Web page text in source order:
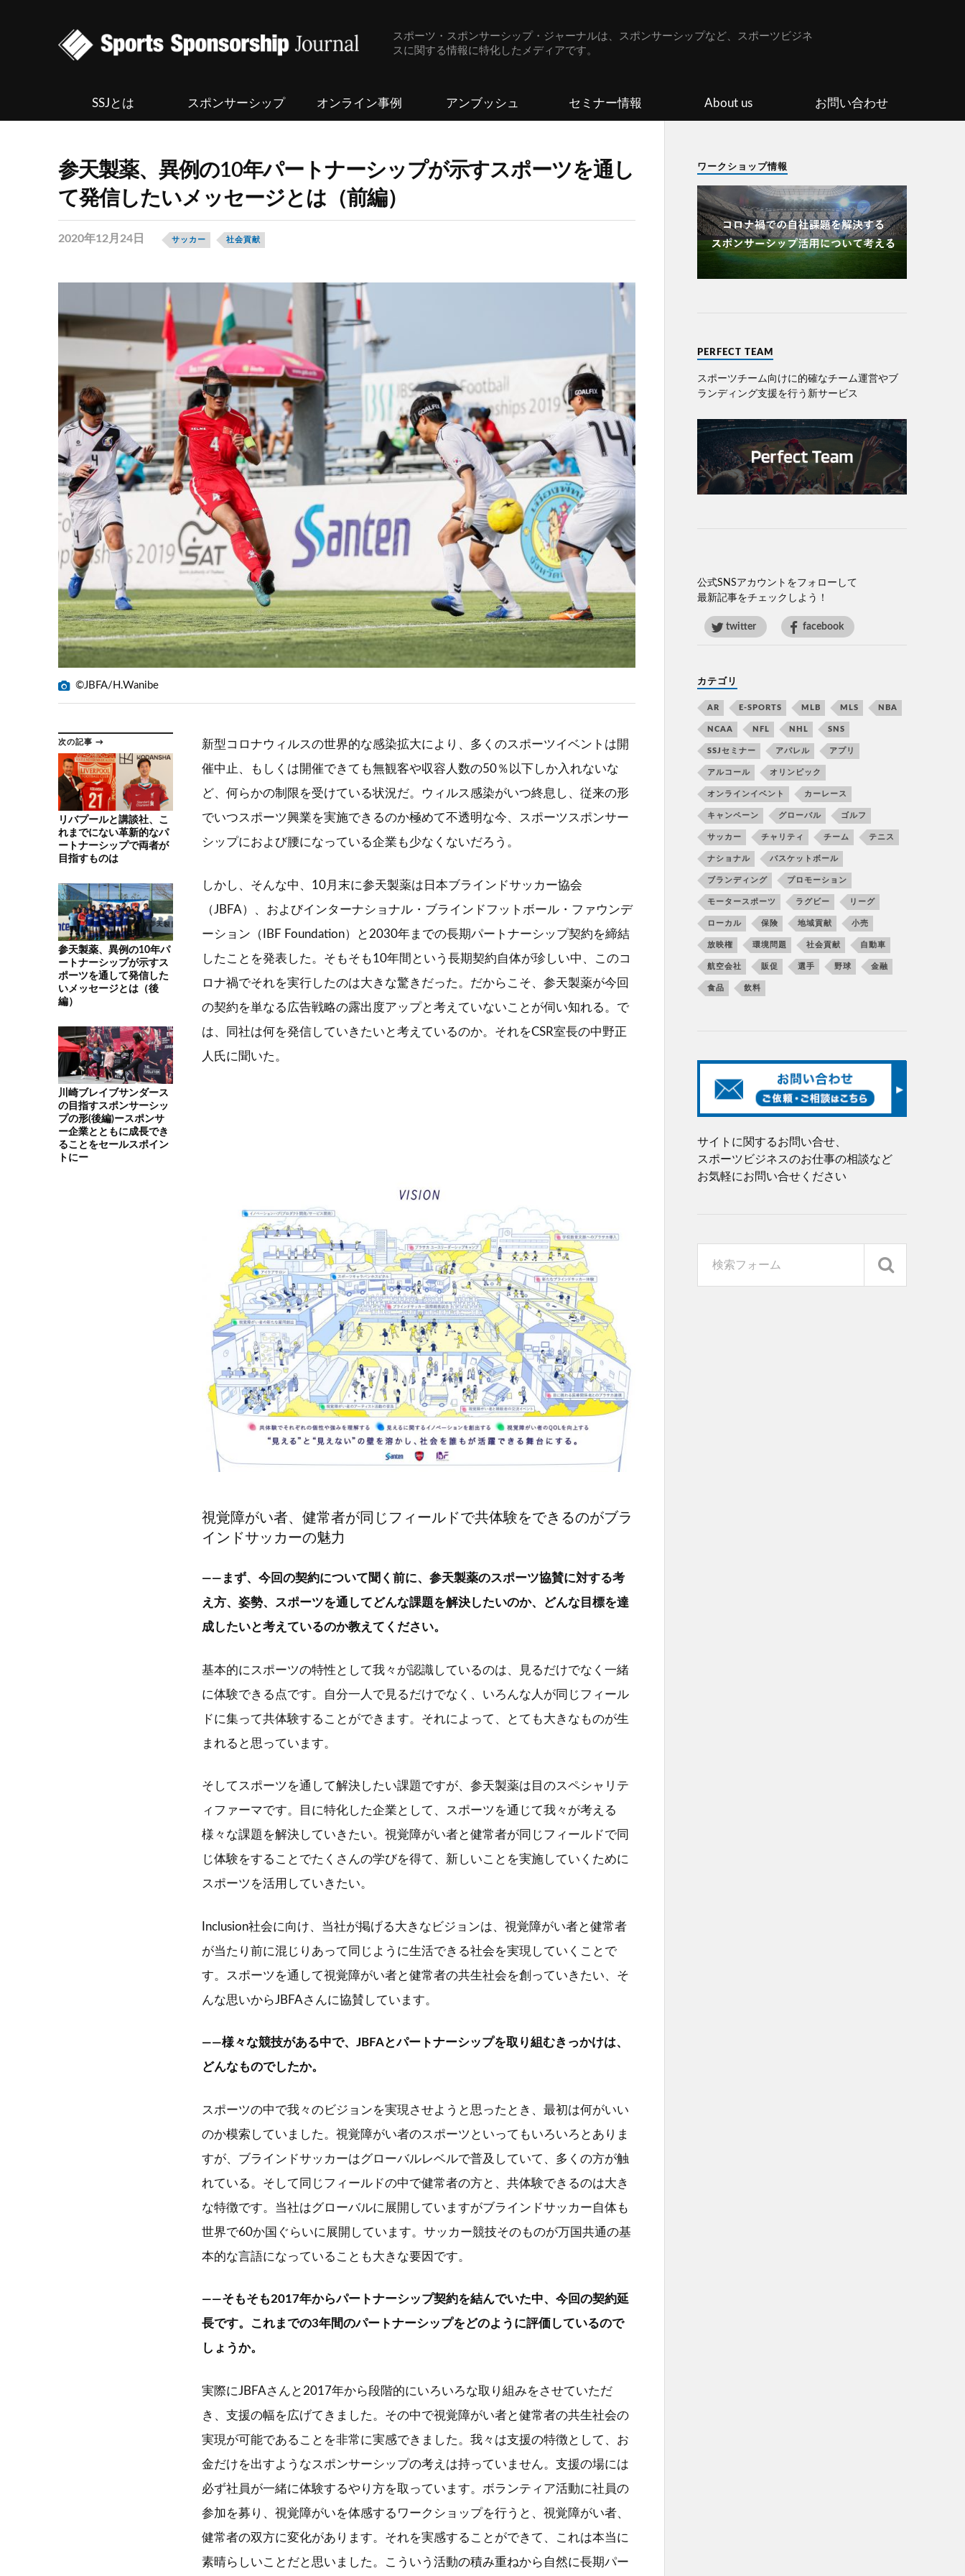
スポーツ・スポンサーシップ・ジャーナルは、スポンサーシップなど、スポーツビジネ
スに関する情報に特化したメディアです。
SSJとは スポンサーシップ オンライン事例 アンブッシュ セミナー情報 About us お問い合わせ
参天製薬、異例の10年パートナーシップが示すスポーツを通し
て発信したいメッセージとは（前編）
2020年12月24日 サッカー 社会貢献
©JBFA/H.Wanibe
次の記事 →
リバプールと講談社、こ
れまでにない革新的なパ
ートナーシップで両者が
目指すものは
参天製薬、異例の10年パ
ートナーシップが示すス
ポーツを通して発信した
いメッセージとは（後
編）
川崎ブレイブサンダース
の目指すスポンサーシッ
プの形(後編)ースポンサ
ー企業とともに成長でき
ることをセールスポイン
トにー
新型コロナウィルスの世界的な感染拡大により、多くのスポーツイベントは開
催中止、もしくは開催できても無観客や収容人数の50％以下しか入れないな
ど、何らかの制限を受けている状況だ。ウィルス感染がいつ終息し、従来の形
でいつスポーツ興業を実施できるのか極めて不透明な今、スポーツスポンサー
シップにおよび腰になっている企業も少なくないだろう。
しかし、そんな中、10月末に参天製薬は日本ブラインドサッカー協会
（JBFA）、およびインターナショナル・ブラインドフットボール・ファウンデ
ーション（IBF Foundation）と2030年までの長期パートナーシップ契約を締結
したことを発表した。そもそも10年間という長期契約自体が珍しい中、このコ
ロナ禍でそれを実行したのは大きな驚きだった。だからこそ、参天製薬が今回
の契約を単なる広告戦略の露出度アップと考えていないことが伺い知れる。で
は、同社は何を発信していきたいと考えているのか。それをCSR室長の中野正
人氏に聞いた。
視覚障がい者、健常者が同じフィールドで共体験をできるのがブラ
インドサッカーの魅力
――まず、今回の契約について聞く前に、参天製薬のスポーツ協賛に対する考
え方、姿勢、スポーツを通してどんな課題を解決したいのか、どんな目標を達
成したいと考えているのか教えてください。
基本的にスポーツの特性として我々が認識しているのは、見るだけでなく一緒
に体験できる点です。自分一人で見るだけでなく、いろんな人が同じフィール
ドに集って共体験することができます。それによって、とても大きなものが生
まれると思っています。
そしてスポーツを通して解決したい課題ですが、参天製薬は目のスペシャリテ
ィファーマです。目に特化した企業として、スポーツを通じて我々が考える
様々な課題を解決していきたい。視覚障がい者と健常者が同じフィールドで同
じ体験をすることでたくさんの学びを得て、新しいことを実施していくために
スポーツを活用していきたい。
Inclusion社会に向け、当社が掲げる大きなビジョンは、視覚障がい者と健常者
が当たり前に混じりあって同じように生活できる社会を実現していくことで
す。スポーツを通して視覚障がい者と健常者の共生社会を創っていきたい、そ
んな思いからJBFAさんに協賛しています。
――様々な競技がある中で、JBFAとパートナーシップを取り組むきっかけは、
どんなものでしたか。
スポーツの中で我々のビジョンを実現させようと思ったとき、最初は何がいい
のか模索していました。視覚障がい者のスポーツといってもいろいろとありま
すが、ブラインドサッカーはグローバルレベルで普及していて、多くの方が触
れている。そして同じフィールドの中で健常者の方と、共体験できるのは大き
な特徴です。当社はグローバルに展開していますがブラインドサッカー自体も
世界で60か国ぐらいに展開しています。サッカー競技そのものが万国共通の基
本的な言語になっていることも大きな要因です。
――そもそも2017年からパートナーシップ契約を結んでいた中、今回の契約延
長です。これまでの3年間のパートナーシップをどのように評価しているので
しょうか。
実際にJBFAさんと2017年から段階的にいろいろな取り組みをさせていただ
き、支援の幅を広げてきました。その中で視覚障がい者と健常者の共生社会の
実現が可能であることを非常に実感できました。我々は支援の特徴として、お
金だけを出すようなスポンサーシップの考えは持っていません。支援の場には
必ず社員が一緒に体験するやり方を取っています。ボランティア活動に社員の
参加を募り、視覚障がいを体感するワークショップを行うと、視覚障がい者、
健常者の双方に変化があります。それを実感することができて、これは本当に
素晴らしいことだと思いました。こういう活動の積み重ねから自然に長期パー
ワークショップ情報
PERFECT TEAM
スポーツチーム向けに的確なチーム運営やブ
ランディング⽀援を⾏う新サービス
公式SNSアカウントをフォローして
最新記事をチェックしよう！
twitter facebook
カテゴリ
AR E-SPORTS MLB MLS NBA
NCAA NFL NHL SNS
SSJセミナー アパレル アプリ
アルコール オリンピック
オンラインイベント カーレース
キャンペーン グローバル ゴルフ
サッカー チャリティ チーム テニス
ナショナル バスケットボール
ブランディング プロモーション
モータースポーツ ラグビー リーグ
ローカル 保険 地域貢献 小売
放映権 環境問題 社会貢献 自動車
航空会社 販促 選手 野球 金融
食品 飲料
サイトに関するお問い合せ、
スポーツビジネスのお仕事の相談など
お気軽にお問い合せください